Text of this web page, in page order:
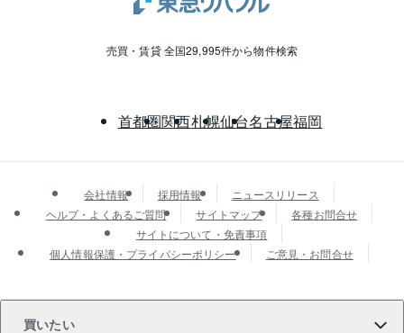
売買・賃貸 全国29,995件から物件検索
首都圏関西札幌仙台名古屋福岡
会社情報 採用情報
ニュースリリース
ヘルプ・よくあるご質問
サイトマップ
各種お問合せ
サイトについて・免責事項
個人情報保護・プライバシーポリシー
ご意見・お問合せ
買いたい